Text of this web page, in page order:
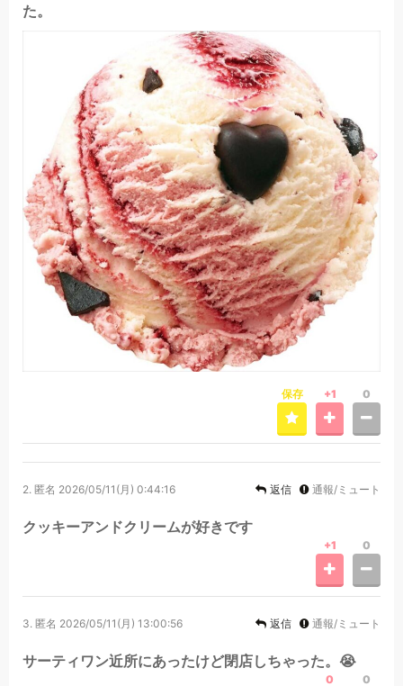
た。
保存 +1 0
2. 匿名 2026/05/11(月) 0:44:16 返信 通報/ミュート
クッキーアンドクリームが好きです
+1 0
3. 匿名 2026/05/11(月) 13:00:56 返信 通報/ミュート
サーティワン近所にあったけど閉店しちゃった。😭
0 0